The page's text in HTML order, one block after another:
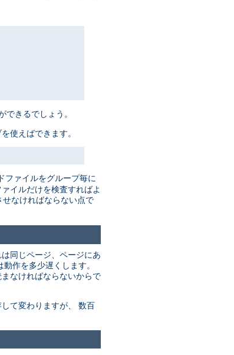
きるでしょう。
使えばできます。
ファイルをグループ毎に
イルだけを検査すればよ
なければならない点で
同じページ、ページにあ
作を多少遅くします。
なければならないからで
て変わりますが、 数百